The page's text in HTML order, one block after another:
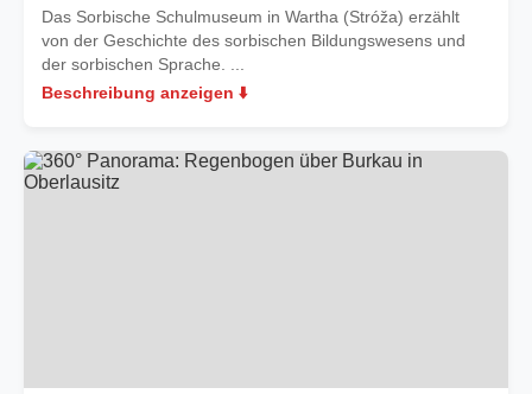
Das Sorbische Schulmuseum in Wartha (Stróža) erzählt
von der Geschichte des sorbischen Bildungswesens und
der sorbischen Sprache. ...
Beschreibung anzeigen ⬇️